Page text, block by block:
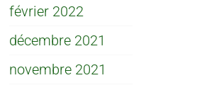
février 2022
décembre 2021
novembre 2021